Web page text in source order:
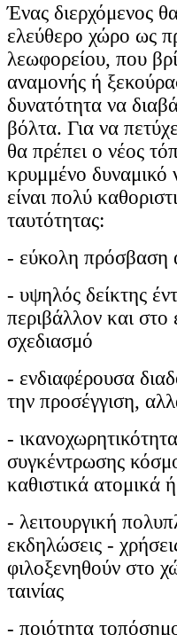
Ένας διερχόμενος
ελεύθερο χώρο ως
λεωφορείου, που
αναμονής ή
δυνατότητα να
βόλτα. Για να
θα πρέπει ο νέος
κρυμμένο δυναμικό
είναι πολύ
ταυτότητας:
- εύκολη πρόσβαση
- υψηλός δείκτης
περιβάλλον και
σχεδιασμό
- ενδιαφέρουσα
την προσέγγιση,
-
συγκέντρωσης
καθιστικά ατομικά
- λειτουργική
εκδηλώσεις -
φιλοξενηθούν στο
ταινίας
- ποιότητα